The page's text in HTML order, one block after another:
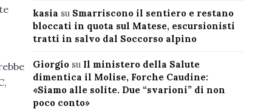
kasia su Smarriscono il sentiero e restano
bloccati in quota sul Matese, escursionisti
tratti in salvo dal Soccorso alpino
Giorgiosu Il ministero della Salute
dimentica il Molise, Forche Caudine:
«Siamo alle solite. Due “svarioni” di non
poco conto»